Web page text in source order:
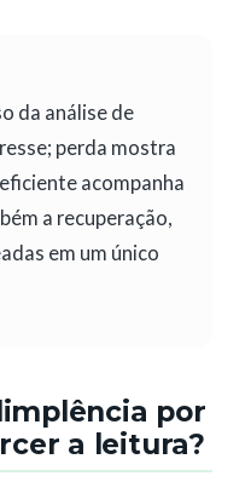
da análise de
perda mostra
acompanha
a recuperação,
em um único
por
a leitura?